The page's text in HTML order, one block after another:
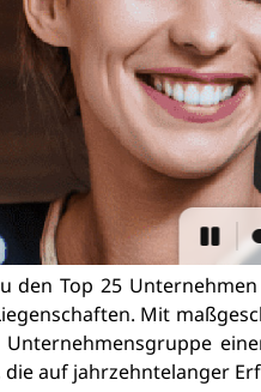
den Top 25
Mit
auf jahrzehntelanger